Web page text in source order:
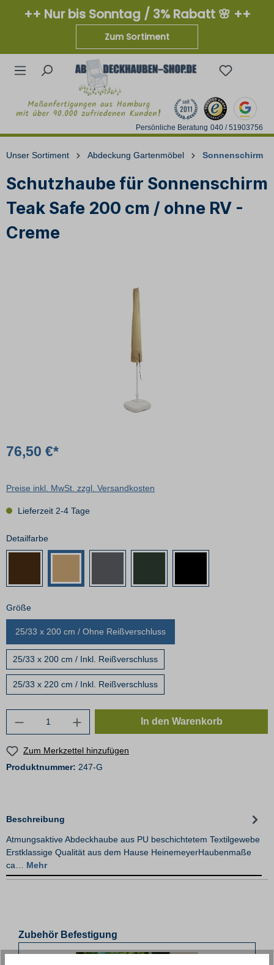
++ Nur bis Sonntag / 3% Rabatt 🌸 ++
Zum Sortiment
Persönliche Beratung 040 / 51903756
Unser Sortiment Abdeckung Gartenmöbel Sonnenschirm
Schutzhaube für Sonnenschirm
Teak Safe 200 cm / ohne RV -
Creme
76,50 €*
Preise inkl. MwSt. zzgl. Versandkosten
Lieferzeit 2-4 Tage
Detailfarbe
Größe
25/33 x 200 cm / Ohne Reißverschluss
25/33 x 200 cm / Inkl. Reißverschluss
25/33 x 220 cm / Inkl. Reißverschluss
In den Warenkorb
Zum Merkzettel hinzufügen
Produktnummer: 247-G
Beschreibung
Atmungsaktive Abdeckhaube aus PU beschichtetem Textilgewebe
Erstklassige Qualität aus dem Hause HeinemeyerHaubenmaße
ca… Mehr
Zubehör Befestigung